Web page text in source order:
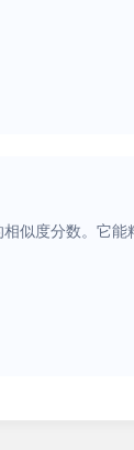
似度分数。它